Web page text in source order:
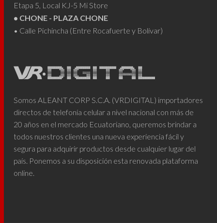
Etapa 5, Local KJ-5 Mi Store
• CHONE - PLAZA CHONE
• Calle Pichincha (Entre Rocafuerte y Bolívar)
Somos ALEANT CORP S.C.A. (VRDIGITAL) importadores
directos de telefonía celular a nivel nacional con más de
20 años en el mercado Ecuatoriano, queremos brindar a
todos nuestros clientes una nueva experiencia fácil y
segura para adquirir productos desde cualquier lugar del
país. Ponemos a su disposición esta renovada plataforma
online.